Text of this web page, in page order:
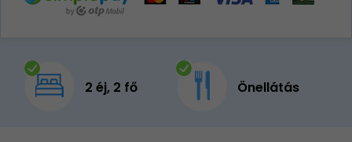
2 éj, 2 fő Önellátás